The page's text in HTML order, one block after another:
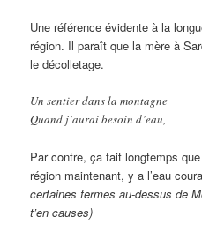
Une référence évidente à la
région. Il paraît que la mère à
le décolletage.
Un sentier dans la montagne
Quand j’aurai besoin d’eau,
Par contre, ça fait longtemps
région maintenant, y a l’eau
certaines fermes au-dessus de
t’en causes)